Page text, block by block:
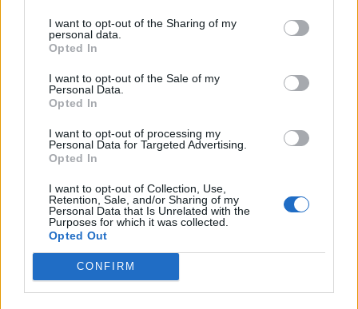
I want to opt-out of the Sharing of my
personal data.
Opted In
I want to opt-out of the Sale of my
Personal Data.
Opted In
I want to opt-out of processing my
Personal Data for Targeted Advertising.
Opted In
I want to opt-out of Collection, Use,
Retention, Sale, and/or Sharing of my
Personal Data that Is Unrelated with the
Purposes for which it was collected.
Opted Out
CONFIRM